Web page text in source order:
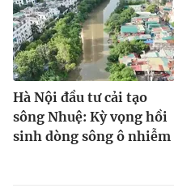
Hà Nội đầu tư cải tạo
sông Nhuệ: Kỳ vọng hồi
sinh dòng sông ô nhiễm